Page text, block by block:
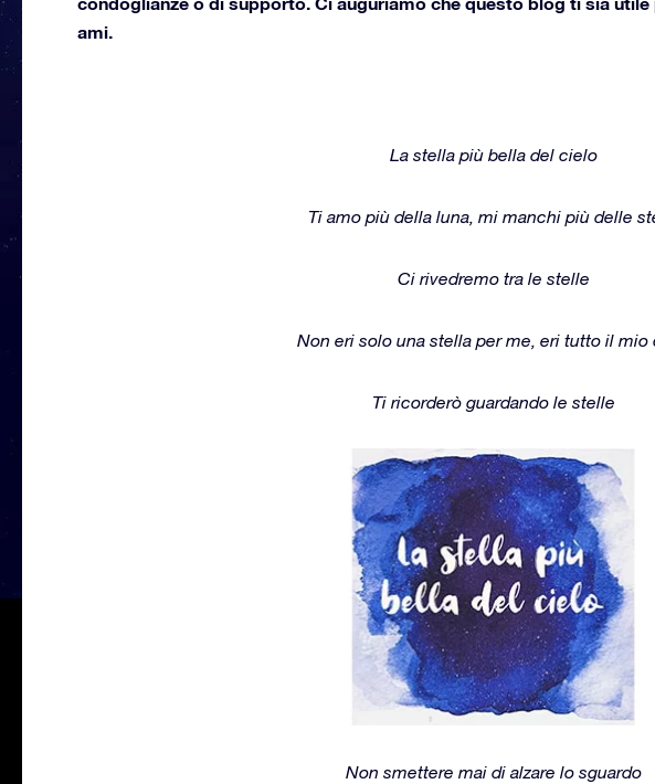
ami.
La stella più bella del cielo
Ti amo più della luna, mi manchi più delle
Ci rivedremo tra le stelle
Non eri solo una stella per me, eri tutto il mio
Ti ricorderò guardando le stelle
Non smettere mai di alzare lo sguardo